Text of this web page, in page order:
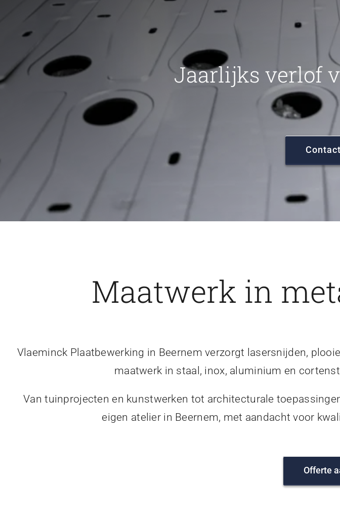
Jaarlijks verlof
Maatwerk in
Vlaeminck Plaatbewerking in Beernem verzorgt lasersnijden,
maatwerk in staal, inox, aluminium en
Van tuinprojecten en kunstwerken tot architecturale
eigen atelier in Beernem, met aandacht voor
Offerte